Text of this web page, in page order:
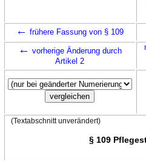
← frühere Fassung von § 109
← vorherige Änderung durch
Artikel 2
(Textabschnitt unverändert)
§ 109